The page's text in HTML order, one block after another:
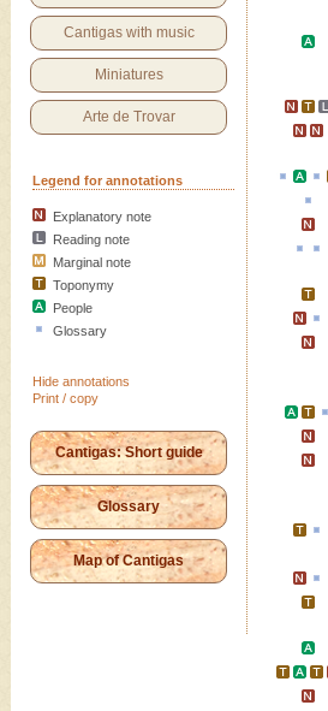
Cantigas with music
Miniatures
Arte de Trovar
Legend for annotations
Explanatory note
Reading note
Marginal note
Toponymy
People
Glossary
Hide annotations
Print / copy
Cantigas: Short guide
Glossary
Map of Cantigas